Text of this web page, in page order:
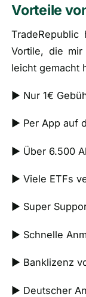
Vorteile
Vortile, die
leicht gemacht
► Nur 1€
► Per App auf
► Über 6.500
► Viele ETFs
► Super
► Schnelle
► Banklizenz
► Deutscher